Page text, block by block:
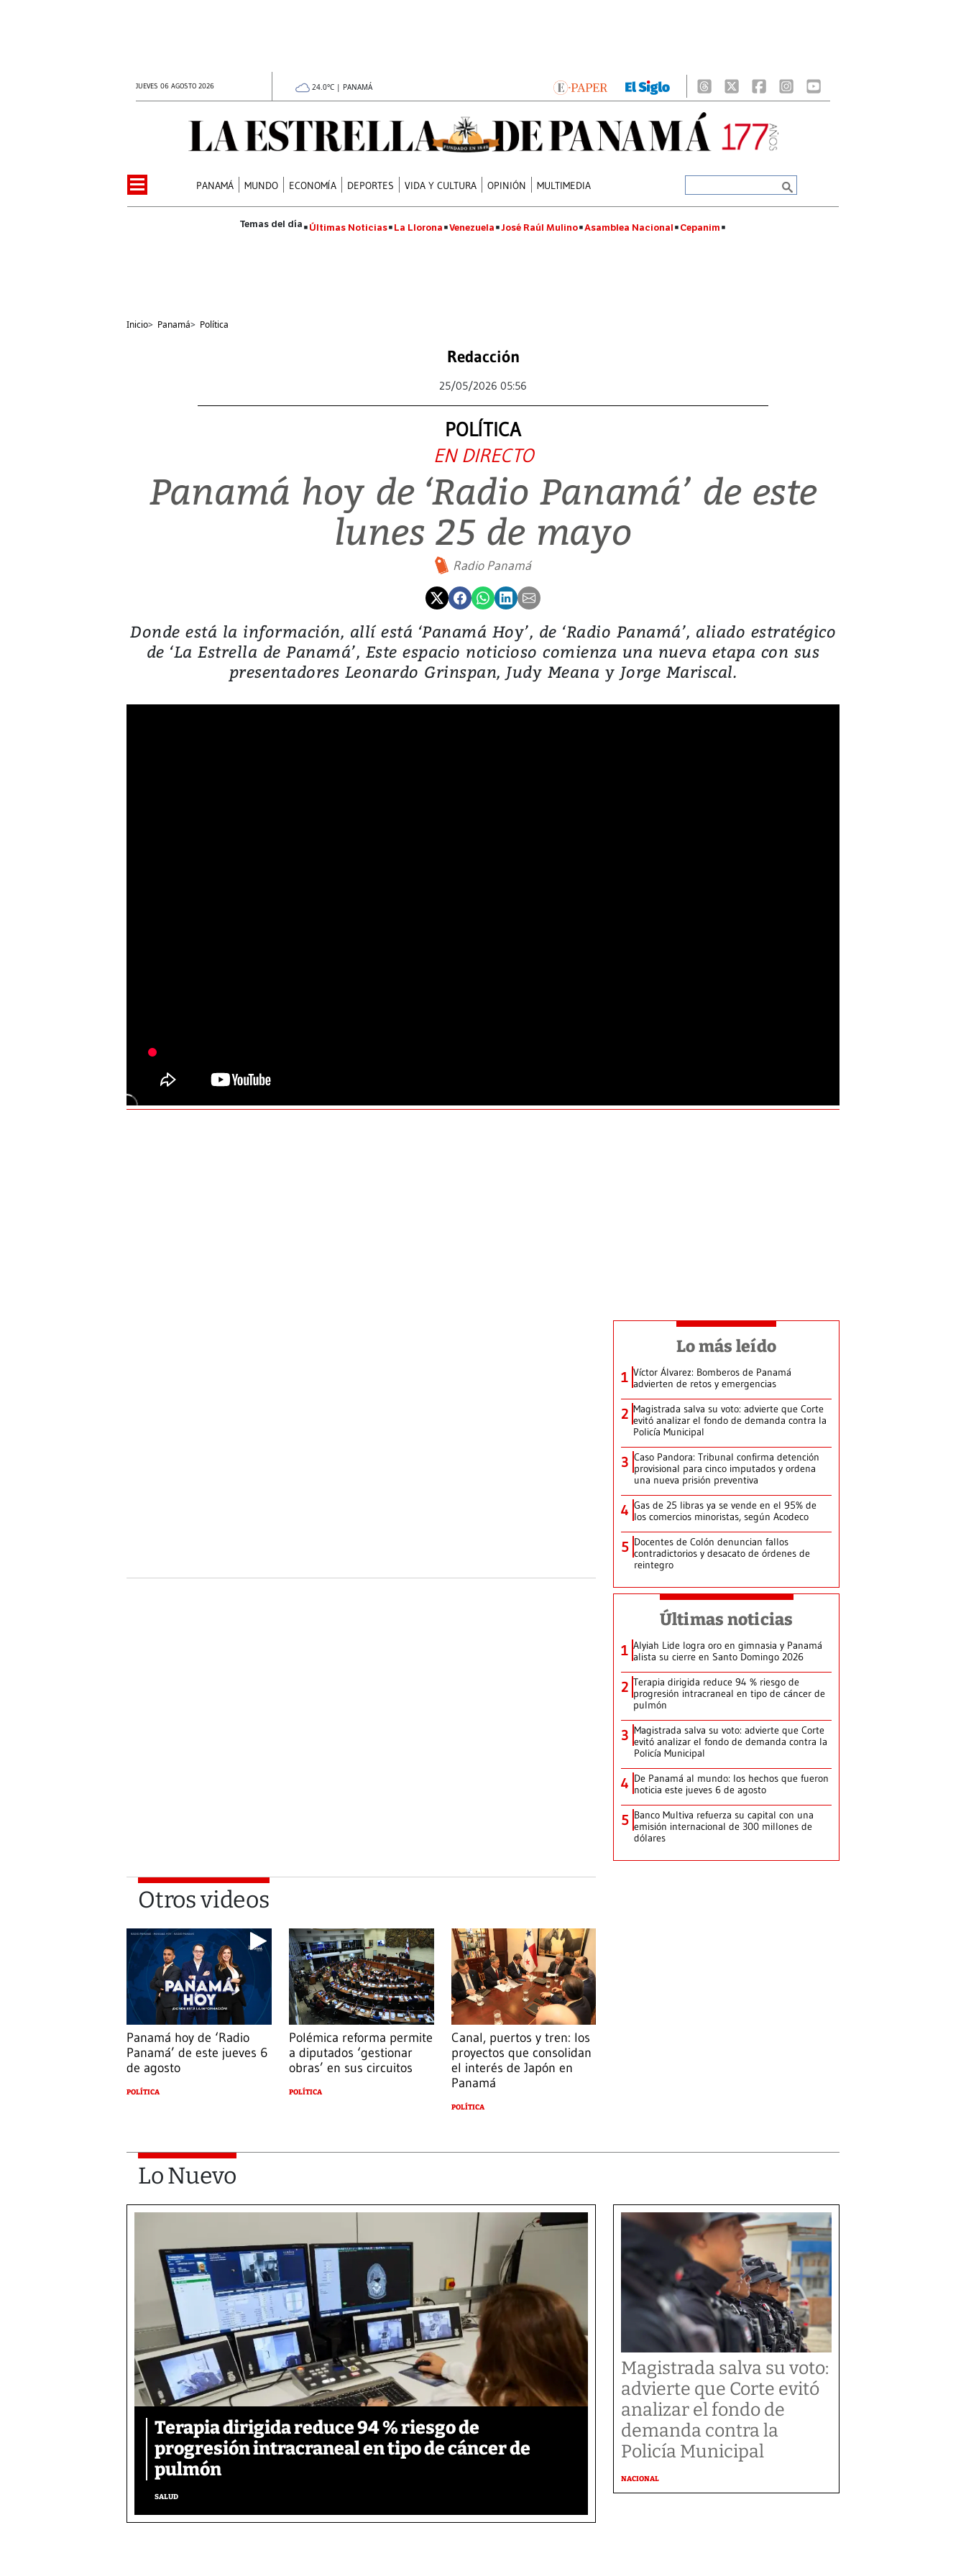
JUEVES 06 AGOSTO 2026 24.0°C | PANAMÁ
PANAMÁ MUNDO ECONOMÍA DEPORTES VIDA Y CULTURA OPINIÓN MULTIMEDIA
Últimas Noticias La Llorona Venezuela José Raúl Mulino Asamblea Nacional Cepanim
Inicio> Panamá> Política
Redacción
25/05/2026 05:56
POLÍTICA
EN DIRECTO
Panamá hoy de ‘Radio Panamá’ de este
lunes 25 de mayo
Radio Panamá
Donde está la información, allí está ‘Panamá Hoy’, de ‘Radio Panamá’, aliado estratégico
de ‘La Estrella de Panamá’, Este espacio noticioso comienza una nueva etapa con sus
presentadores Leonardo Grinspan, Judy Meana y Jorge Mariscal.
Otros videos
Panamá hoy de ‘Radio
Panamá’ de este jueves 6
de agosto
POLÍTICA
Polémica reforma permite
a diputados ‘gestionar
obras’ en sus circuitos
POLÍTICA
Canal, puertos y tren: los
proyectos que consolidan
el interés de Japón en
Panamá
POLÍTICA
Lo más leído
1 Víctor Álvarez: Bomberos de Panamá
advierten de retos y emergencias
2 Magistrada salva su voto: advierte que Corte
evitó analizar el fondo de demanda contra la
Policía Municipal
3 Caso Pandora: Tribunal confirma detención
provisional para cinco imputados y ordena
una nueva prisión preventiva
4 Gas de 25 libras ya se vende en el 95% de
los comercios minoristas, según Acodeco
5 Docentes de Colón denuncian fallos
contradictorios y desacato de órdenes de
reintegro
Últimas noticias
1 Alyiah Lide logra oro en gimnasia y Panamá
alista su cierre en Santo Domingo 2026
2 Terapia dirigida reduce 94 % riesgo de
progresión intracraneal en tipo de cáncer de
pulmón
3 Magistrada salva su voto: advierte que Corte
evitó analizar el fondo de demanda contra la
Policía Municipal
4 De Panamá al mundo: los hechos que fueron
noticia este jueves 6 de agosto
5 Banco Multiva refuerza su capital con una
emisión internacional de 300 millones de
dólares
Lo Nuevo
Terapia dirigida reduce 94 % riesgo de
progresión intracraneal en tipo de cáncer de
pulmón
SALUD
Magistrada salva su voto:
advierte que Corte evitó
analizar el fondo de
demanda contra la
Policía Municipal
NACIONAL